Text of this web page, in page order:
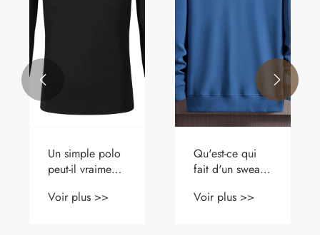
Un simple polo
peut-il vraiment
robe moderne
Voir plus >>
Qu'est-ce qui
fait d'un sweat-
en coton
Voir plus >>
 